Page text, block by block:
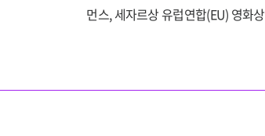
먼스, 세자르상 유럽연합(EU) 영화상